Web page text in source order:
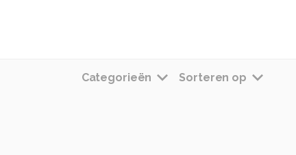
Categorieën Sorteren op